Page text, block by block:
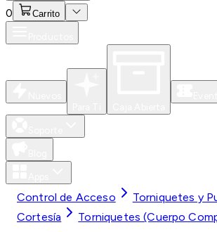
0 Carrito
Control de Acceso
Torniquetes y
Cortesía
Torniquetes (Cuerpo